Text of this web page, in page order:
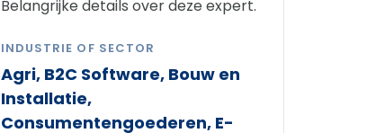
Belangrijke details over deze expert.
INDUSTRIE OF SECTOR
Agri, B2C Software, Bouw en
Installatie,
Consumentengoederen, E-